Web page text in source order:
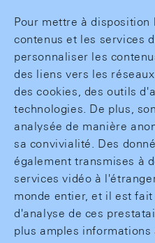
Pour mettre à disposition
contenus et les services
personnaliser les
des liens vers les
des cookies, des outils
technologies. De plus,
analysée de manière
sa convivialité. Des
également transmises à
services vidéo à
monde entier, et il est
d'analyse de ces
plus amples informations